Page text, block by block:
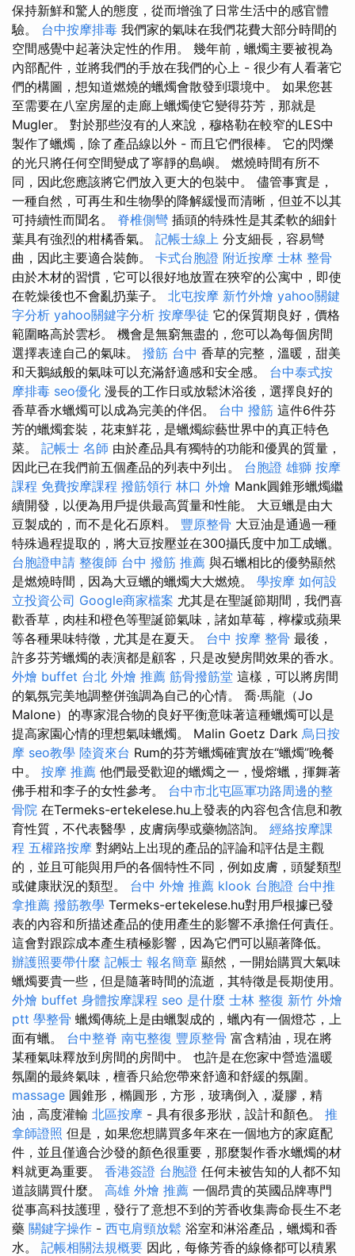
保持新鮮和驚人的態度，從而增強了日常生活中的感官體
驗。 台中按摩排毒 我們家的氣味在我們花費大部分時間的
空間感覺中起著決定性的作用。 幾年前，蠟燭主要被視為
內部配件，並將我們的手放在我們的心上 - 很少有人看著它
們的構圖，想知道燃燒的蠟燭會散發到環境中。 如果您甚
至需要在八室房屋的走廊上蠟燭使它變得芬芳，那就是
Mugler。 對於那些沒有的人來說，穆格勒在較窄的LES中
製作了蠟燭，除了產品線以外 - 而且它們很棒。 它的閃爍
的光只將任何空間變成了寧靜的島嶼。 燃燒時間有所不
同，因此您應該將它們放入更大的包裝中。 儘管事實是，
一種自然，可再生和生物學的降解緩慢而清晰，但並不以其
可持續性而聞名。 脊椎側彎 插頭的特殊性是其柔軟的細針
葉具有強烈的柑橘香氣。 記帳士線上 分支細長，容易彎
曲，因此主要適合裝飾。 卡式台胞證 附近按摩 士林 整骨
由於木材的習慣，它可以很好地放置在狹窄的公寓中，即使
在乾燥後也不會亂扔葉子。 北屯按摩 新竹外燴 yahoo關鍵
字分析 yahoo關鍵字分析 按摩學徒 它的保質期良好，價格
範圍略高於雲杉。 機會是無窮無盡的，您可以為每個房間
選擇表達自己的氣味。 撥筋 台中 香草的完整，溫暖，甜美
和天鵝絨般的氣味可以充滿舒適感和安全感。 台中泰式按
摩排毒 seo優化 漫長的工作日或放鬆沐浴後，選擇良好的
香草香水蠟燭可以成為完美的伴侶。 台中 撥筋 這件6件芬
芳的蠟燭套裝，花束鮮花，是蠟燭綜藝世界中的真正特色
菜。 記帳士 名師 由於產品具有獨特的功能和優異的質量，
因此已在我們前五個產品的列表中列出。 台胞證 雄獅 按摩
課程 免費按摩課程 撥筋領行 林口 外燴 Mank圓錐形蠟燭繼
續開發，以便為用戶提供最高質量和性能。 大豆蠟是由大
豆製成的，而不是化石原料。 豐原整骨 大豆油是通過一種
特殊過程提取的，將大豆按壓並在300攝氏度中加工成蠟。
台胞證申請 整復師 台中 撥筋 推薦 與石蠟相比的優勢顯然
是燃燒時間，因為大豆蠟的蠟燭大大燃燒。 學按摩 如何設
立投資公司 Google商家檔案 尤其是在聖誕節期間，我們喜
歡香草，肉桂和橙色等聖誕節氣味，諸如草莓，檸檬或蘋果
等各種果味特徵，尤其是在夏天。 台中 按摩 整骨 最後，
許多芬芳蠟燭的表演都是顧客，只是改變房間效果的香水。
外燴 buffet 台北 外燴 推薦 筋骨撥筋堂 這樣，可以將房間
的氣氛完美地調整併強調為自己的心情。 喬·馬龍（Jo
Malone）的專家混合物的良好平衡意味著這種蠟燭可以是
提高家園心情的理想氣味蠟燭。 Malin Goetz Dark 烏日按
摩 seo教學 陸資來台 Rum的芬芳蠟燭確實放在“蠟燭”晚餐
中。 按摩 推薦 他們最受歡迎的蠟燭之一，慢熔蠟，揮舞著
佛手柑和李子的女性參考。 台中市北屯區軍功路周邊的整
骨院 在Termeks-ertekelese.hu上發表的內容包含信息和教
育性質，不代表醫學，皮膚病學或藥物諮詢。 經絡按摩課
程 五權路按摩 對網站上出現的產品的評論和評估是主觀
的，並且可能與用戶的各個特性不同，例如皮膚，頭髮類型
或健康狀況的類型。 台中 外燴 推薦 klook 台胞證 台中推
拿推薦 撥筋教學 Termeks-ertekelese.hu對用戶根據已發
表的內容和所描述產品的使用產生的影響不承擔任何責任。
這會對跟踪成本產生積極影響，因為它們可以顯著降低。
辦護照要帶什麼 記帳士 報名簡章 顯然，一開始購買大氣味
蠟燭要貴一些，但是隨著時間的流逝，其特徵是長期使用。
外燴 buffet 身體按摩課程 seo 是什麼 士林 整復 新竹 外燴
ptt 學整骨 蠟燭傳統上是由蠟製成的，蠟內有一個燈芯，上
面有蠟。 台中整脊 南屯整復 豐原整骨 富含精油，現在將
某種氣味釋放到房間的房間中。 也許是在您家中營造溫暖
氛圍的最終氣味，檀香只給您帶來舒適和舒緩的氛圍。
massage 圓錐形，橢圓形，方形，玻璃倒入，凝膠，精
油，高度灌輸 北區按摩 - 具有很多形狀，設計和顏色。 推
拿師證照 但是，如果您想購買多年來在一個地方的家庭配
件，並且僅適合沙發的顏色很重要，那麼製作香水蠟燭的材
料就更為重要。 香港簽證 台胞證 任何未被告知的人都不知
道該購買什麼。 高雄 外燴 推薦 一個昂貴的英國品牌專門
從事高科技護理，發行了意想不到的芳香收集壽命長生不老
藥 關鍵字操作 - 西屯肩頸放鬆 浴室和淋浴產品，蠟燭和香
水。 記帳相關法規概要 因此，每條芳香的線條都可以積累